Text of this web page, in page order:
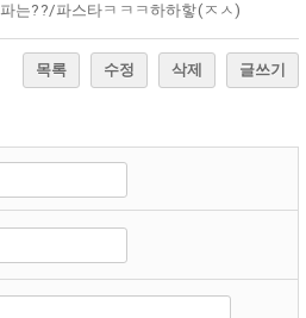
는??/파스타ㅋㅋㅋ하하핳(ㅈㅅ)
목록 수정 삭제 글쓰기